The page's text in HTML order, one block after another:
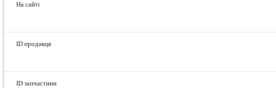
На сайті
ID продавця
ID запчастини